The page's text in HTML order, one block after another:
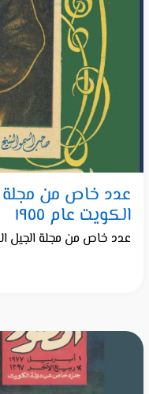
عدد خاص من مجلة
الكويت عام ١٩٥٥
عدد خاص من مجلة الجيل